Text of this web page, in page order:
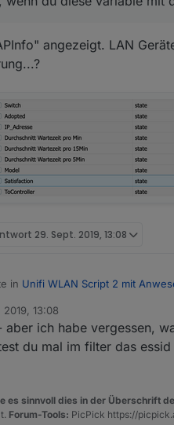
ich
du im script ändern, damit du
angezeigt. LAN
29. Sept. 2019, 13:08
in Unifi WLAN Script 2 mit
wenn du diese
unter "APInfo" angezeigt. LAN
13:08
aber ich habe vergessen,
du mal im filter das
es sinnvoll dies in der Überschrift
Forum-Tools: PicPick https://